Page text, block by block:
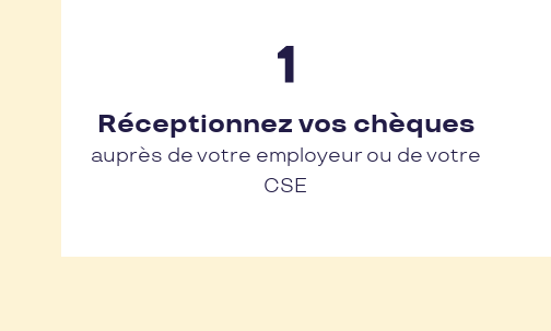
Réceptionnez vos chèques
auprès de votre employeur ou de votre
CSE